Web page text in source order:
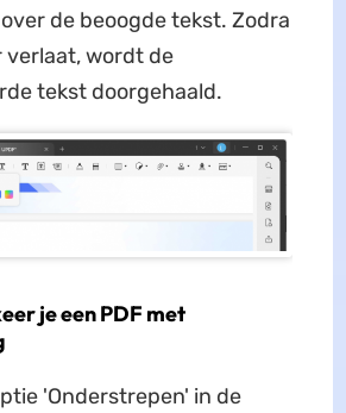
de beoogde tekst. Zodra
verlaat, wordt de
tekst doorgehaald.
je een PDF met
'Onderstrepen' in de